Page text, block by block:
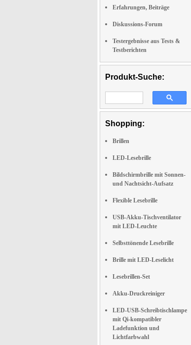
Erfahrungen, Beiträge
Diskussions-Forum
Testergebnisse aus Tests &
Testberichten
Produkt-Suche:
Shopping:
Brillen
LED-Lesebrille
Bildschirmbrille mit Sonnen-
und Nachtsicht-Aufsatz
Flexible Lesebrille
USB-Akku-Tischventilator
mit LED-Leuchte
Selbsttönende Lesebrille
Brille mit LED-Leselicht
Lesebrillen-Set
Akku-Druckreiniger
LED-USB-Schreibtischlampe
mit Qi-kompatibler
Ladefunktion und
Lichtfarbwahl